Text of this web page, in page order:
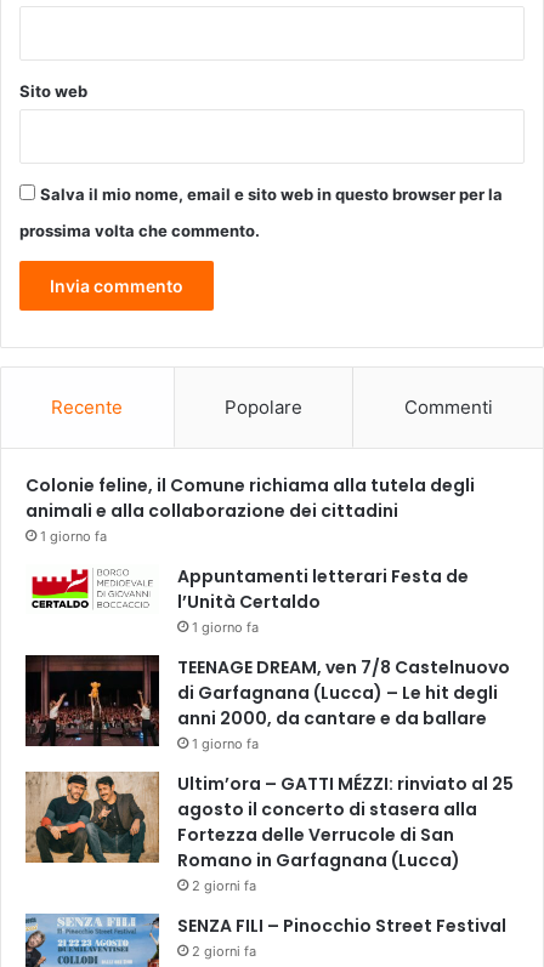
d
i
u
r
a
t
d
e
e
n
e
c
o
a
Sito web
Salva il mio nome, email e sito web in questo browser per la
prossima volta che commento.
Recente Popolare Commenti
Colonie feline, il Comune richiama alla tutela degli
animali e alla collaborazione dei cittadini
1 giorno fa
Appuntamenti letterari Festa de
l’Unità Certaldo
1 giorno fa
TEENAGE DREAM, ven 7/8 Castelnuovo
di Garfagnana (Lucca) – Le hit degli
anni 2000, da cantare e da ballare
1 giorno fa
Ultim’ora – GATTI MÉZZI: rinviato al 25
agosto il concerto di stasera alla
Fortezza delle Verrucole di San
Romano in Garfagnana (Lucca)
2 giorni fa
SENZA FILI – Pinocchio Street Festival
2 giorni fa